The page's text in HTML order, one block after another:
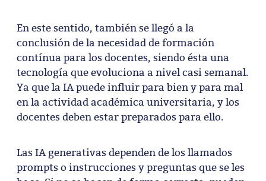
En este sentido, también se llegó a la
conclusión de la necesidad de formación
contínua para los docentes, siendo ésta una
tecnología que evoluciona a nivel casi semanal.
Ya que la IA puede influir para bien y para mal
en la actividad académica universitaria, y los
docentes deben estar preparados para ello.
Las IA generativas dependen de los llamados
prompts o instrucciones y preguntas que se les